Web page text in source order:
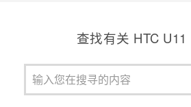
查找有关 HTC U11